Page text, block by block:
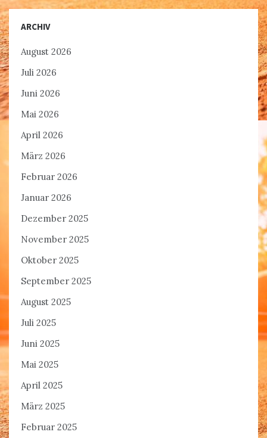
ARCHIV
August 2026
Juli 2026
Juni 2026
Mai 2026
April 2026
März 2026
Februar 2026
Januar 2026
Dezember 2025
November 2025
Oktober 2025
September 2025
August 2025
Juli 2025
Juni 2025
Mai 2025
April 2025
März 2025
Februar 2025